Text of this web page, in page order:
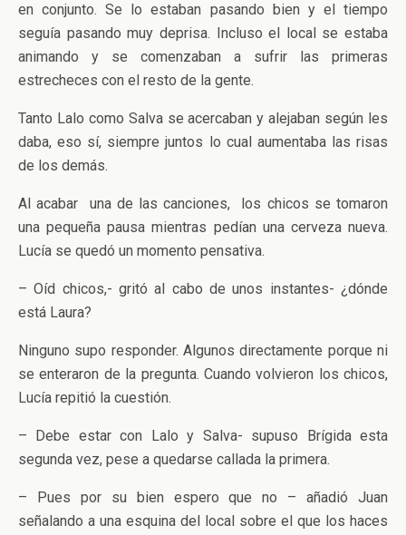
en conjunto. Se lo estaban pasando bien y el tiempo
seguía pasando muy deprisa. Incluso el local se estaba
animando y se comenzaban a sufrir las primeras
estrecheces con el resto de la gente.
Tanto Lalo como Salva se acercaban y alejaban según les
daba, eso sí, siempre juntos lo cual aumentaba las risas
de los demás.
Al acabar una de las canciones, los chicos se tomaron
una pequeña pausa mientras pedían una cerveza nueva.
Lucía se quedó un momento pensativa.
– Oíd chicos,- gritó al cabo de unos instantes- ¿dónde
está Laura?
Ninguno supo responder. Algunos directamente porque ni
se enteraron de la pregunta. Cuando volvieron los chicos,
Lucía repitió la cuestión.
– Debe estar con Lalo y Salva- supuso Brígida esta
segunda vez, pese a quedarse callada la primera.
– Pues por su bien espero que no – añadió Juan
señalando a una esquina del local sobre el que los haces